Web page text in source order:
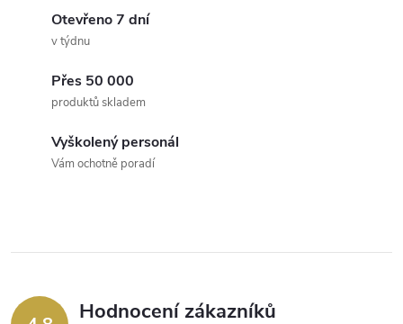
ý
Otevřeno 7 dní
v týdnu
Přes 50 000
produktů skladem
Vyškolený personál
Vám ochotně poradí
Hodnocení zákazníků